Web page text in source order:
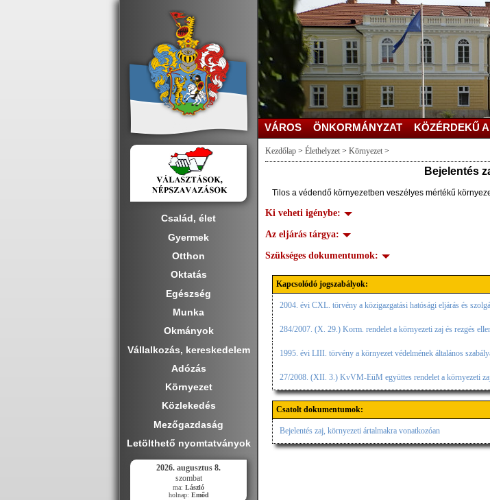
Család, élet
Gyermek
Otthon
Oktatás
Egészség
Munka
Okmányok
Vállalkozás, kereskedelem
Adózás
Környezet
Közlekedés
Mezőgazdaság
Letölthető nyomtatványok
2026. augusztus 8.
szombat
ma: László
holnap: Emőd
VÁROS ÖNKORMÁNYZAT KÖZÉRDEKŰ
Kezdőlap > Élethelyzet > Környezet >
Bejelentés
Tilos a védendő környezetben veszélyes mértékű
Ki veheti igénybe:
Az eljárás tárgya:
Szükséges dokumentumok:
Kapcsolódó jogszabályok:
2004. évi CXL. törvény a közigazgatási hatósági eljárás és
284/2007. (X. 29.) Korm. rendelet a környezeti zaj és rezgés
1995. évi LIII. törvény a környezet védelmének általános
27/2008. (XII. 3.) KvVM-EüM együttes rendelet a környezeti
Csatolt dokumentumok:
Bejelentés zaj, környezeti ártalmakra vonatkozóan